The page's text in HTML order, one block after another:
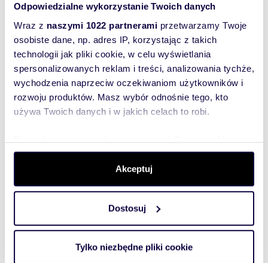
Odpowiedzialne wykorzystanie Twoich danych
Wraz z naszymi 1022 partnerami przetwarzamy Twoje
osobiste dane, np. adres IP, korzystając z takich
technologii jak pliki cookie, w celu wyświetlania
spersonalizowanych reklam i treści, analizowania tychże,
wychodzenia naprzeciw oczekiwaniom użytkowników i
rozwoju produktów. Masz wybór odnośnie tego, kto
używa Twoich danych i w jakich celach to robi.
dane są przetwarzane oraz ustaw własne preferencje w
. W Deklaracji plików cookie możesz
zmienić lub wycofać swoją zgodę w dowolnej chwili.
Wykorzystujemy pliki cookie do spersonalizowania treści
i reklam, aby oferować funkcje społecznościowe i
korzystasz z naszej witryny, udostępniamy partnerom
Akceptuj
Dostosuj
Tylko niezbędne pliki cookie
Zostaw telefon, oddzwonimy
bezpłatnie
Zatwierdź
Informacje o ogłoszeniodawcy
NIERUCHOMOŚCI JOANNA - HOUSE